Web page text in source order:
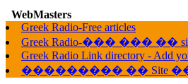
WebMasters
Greek Radio-Free articles
Greek Radio-��� ��� ��
Greek Radio Link directory - Add
��������� �� Site